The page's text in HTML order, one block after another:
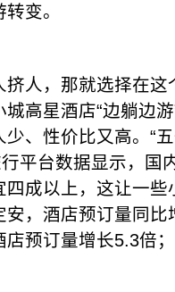
变。
人，那就选择在这
高星酒店“边躺边
、性价比又高。“
平台数据显示，国
成以上，这让一
，酒店预订量同
预订量增长5.3倍